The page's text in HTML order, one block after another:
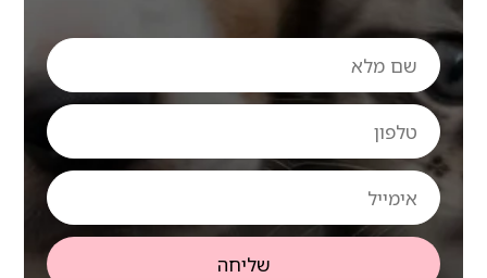
שם
מלא
טלפון
אימייל
שליחה